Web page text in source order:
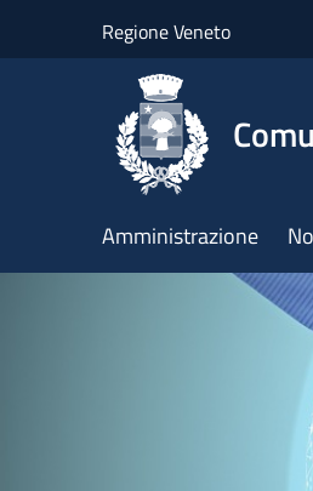
Regione Veneto
Amministrazione